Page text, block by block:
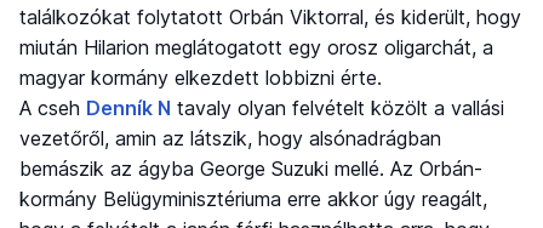
találkozókat folytatott Orbán Viktorral, és kiderült, hogy
miután Hilarion meglátogatott egy orosz oligarchát, a
magyar kormány elkezdett lobbizni érte.
A cseh Denník N tavaly olyan felvételt közölt a vallási
vezetőről, amin az látszik, hogy alsónadrágban
bemászik az ágyba George Suzuki mellé. Az Orbán-
kormány Belügyminisztériuma erre akkor úgy reagált,